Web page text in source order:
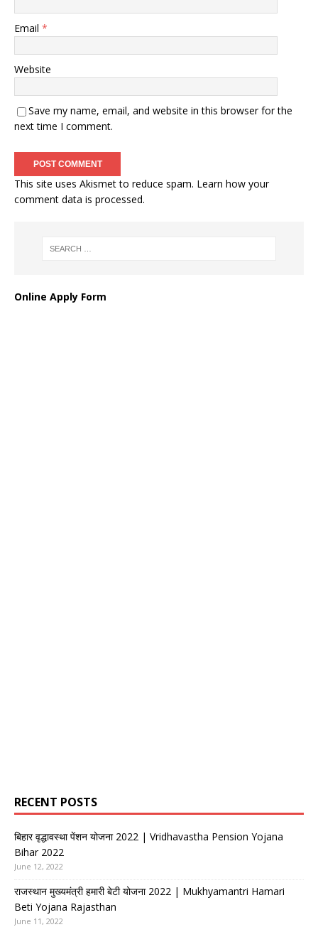
Email *
Website
Save my name, email, and website in this browser for the
next time I comment.
This site uses Akismet to reduce spam. Learn how your
comment data is processed.
Online Apply Form
RECENT POSTS
बिहार वृद्धावस्था पेंशन योजना 2022 | Vridhavastha Pension Yojana
Bihar 2022
June 12, 2022
राजस्थान मुख्यमंत्री हमारी बेटी योजना 2022 | Mukhyamantri Hamari
Beti Yojana Rajasthan
June 11, 2022